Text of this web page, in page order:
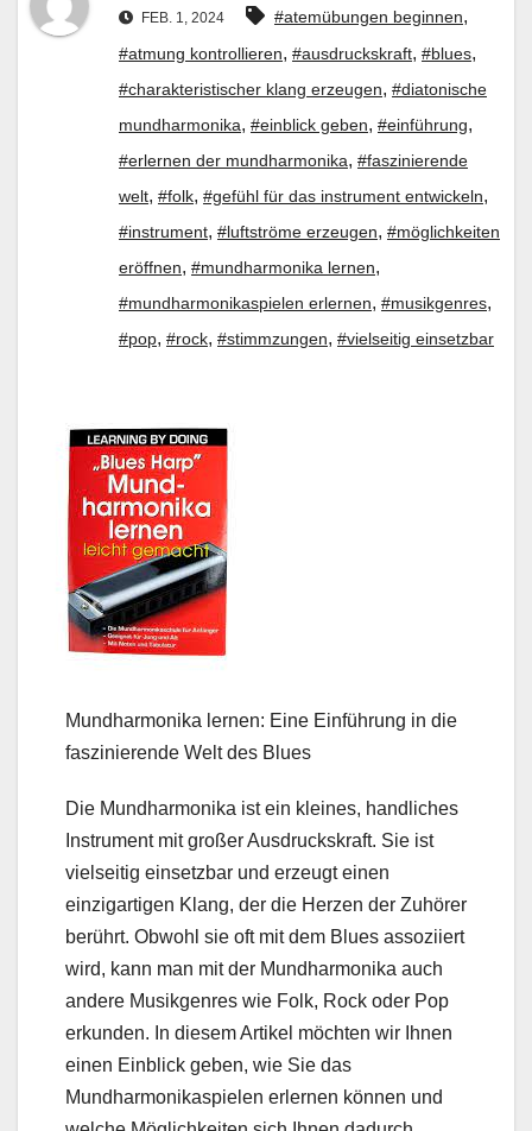
FEB. 1, 2024 #atemübungen beginnen,
#atmung kontrollieren, #ausdruckskraft, #blues,
#charakteristischer klang erzeugen, #diatonische
mundharmonika, #einblick geben, #einführung,
#erlernen der mundharmonika, #faszinierende
welt, #folk, #gefühl für das instrument entwickeln,
#instrument, #luftströme erzeugen, #möglichkeiten
eröffnen, #mundharmonika lernen,
#mundharmonikaspielen erlernen, #musikgenres,
#pop, #rock, #stimmzungen, #vielseitig einsetzbar
Mundharmonika lernen: Eine Einführung in die
faszinierende Welt des Blues
Die Mundharmonika ist ein kleines, handliches
Instrument mit großer Ausdruckskraft. Sie ist
vielseitig einsetzbar und erzeugt einen
einzigartigen Klang, der die Herzen der Zuhörer
berührt. Obwohl sie oft mit dem Blues assoziiert
wird, kann man mit der Mundharmonika auch
andere Musikgenres wie Folk, Rock oder Pop
erkunden. In diesem Artikel möchten wir Ihnen
einen Einblick geben, wie Sie das
Mundharmonikaspielen erlernen können und